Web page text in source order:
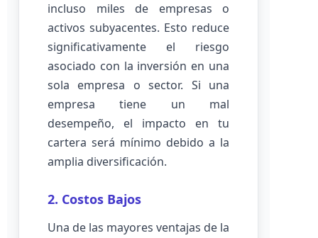
incluso miles de empresas o
activos subyacentes. Esto reduce
significativamente el riesgo
asociado con la inversión en una
sola empresa o sector. Si una
empresa tiene un mal
desempeño, el impacto en tu
cartera será mínimo debido a la
amplia diversificación.
2. Costos Bajos
Una de las mayores ventajas de la